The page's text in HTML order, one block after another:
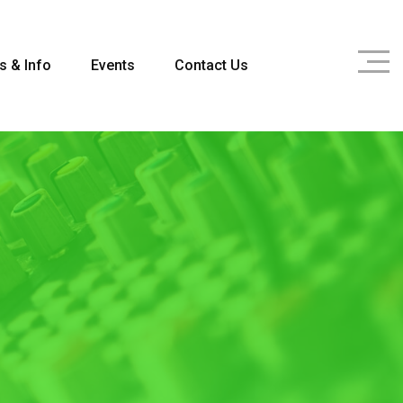
& Info Events Contact Us